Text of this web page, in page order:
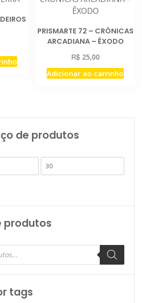
PRISMARTE 72 – CRÔNICAS
ARCADIANA – ÊXODO
R$ 25,00
Adicionar ao carrinho
de produtos
Preço
produtos
tags